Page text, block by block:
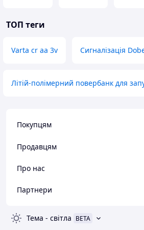
ТОП теги
Varta cr aa 3v Сигналізація
Літій-полімерний повербанк для
Покупцям
Продавцям
Про нас
Партнери
Тема - світла BETA